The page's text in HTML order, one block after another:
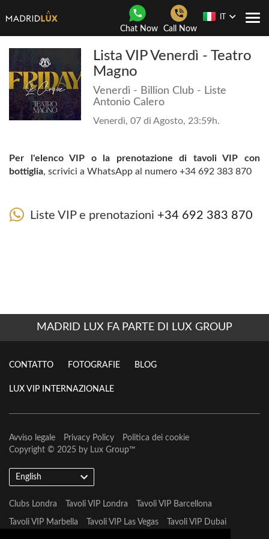
Chat Now Call Now
Lista VIP Venerdì - Teatro
Magno
Venerdì - Billion Club - Liste
Antonio Calero
Venerdì, 07 di Agosto, 23:59h.
Per l'elenco VIP o la prenotazione di tavoli VIP con
bottiglia, scrivici a WhatsApp al numero +34 692 383 870
Liste VIP e prenotazioni +34 692 383 870
MADRID LUX FA PARTE DI LUX GROUP
CONTATTO FOTOGRAFIE BLOG
LUX VIP INTERNAZIONALE
Avviso legale Privacy Policy
Politica dei cookie
Copyright © 2025 by Lux Group™
English
Clubs Londra Tavoli VIP Londra Tavoli VIP Barcellona
Tavoli VIP Marbella Tavoli VIP Las Vegas Tavoli VIP Dubai